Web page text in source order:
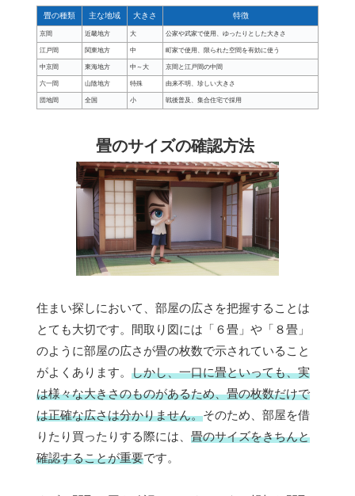
畳の種類 主な地域 大きさ 特徴
京間 近畿地方 大 公家や武家で使用、ゆったりとした大きさ
江戸間 関東地方 中 町家で使用、限られた空間を有効に使う
中京間 東海地方 中～大 京間と江戸間の中間
六一間 山陰地方 特殊 由来不明、珍しい大きさ
団地間 全国 小 戦後普及、集合住宅で採用
畳のサイズの確認方法
住まい探しにおいて、部屋の広さを把握することは
とても大切です。間取り図には「６畳」や「８畳」
のように部屋の広さが畳の枚数で示されていること
がよくあります。 しかし、一口に畳といっても、実
は様々な大きさのものがあるため、畳の枚数だけで
は正確な広さは分かりません。そのため、部屋を借
りたり買ったりする際には、 畳のサイズをきちんと
確認することが重要です。